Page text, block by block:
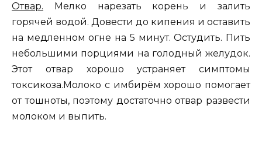
Отвар. Мелко нарезать корень и залить
горячей водой. Довести до кипения и оставить
на медленном огне на 5 минут. Остудить. Пить
небольшими порциями на голодный желудок.
Этот отвар хорошо устраняет симптомы
токсикоза.Молоко с имбирём хорошо помогает
от тошноты, поэтому достаточно отвар развести
молоком и выпить.